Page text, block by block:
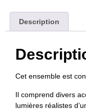
Description
Cet ensemble est
Il comprend divers
lumières réalistes